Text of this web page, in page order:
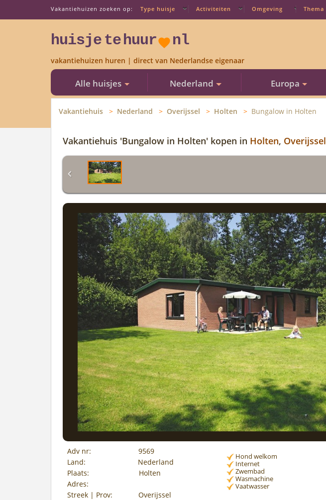
Vakantiehuizen zoeken op: Type huisje Activiteiten Omgeving Thema
huisje tehuur nl
vakantiehuizen huren | direct van Nederlandse eigenaar
Alle huisjes Nederland Europa
Vakantiehuis Nederland Overijssel Holten Bungalow in Holten
Vakantiehuis 'Bungalow in Holten' kopen in Holten, Overijssel
Adv nr:
9569
Land:
Nederland
Plaats:
Holten
Adres:
Streek | Prov:
Overijssel
Hond welkom
Internet
Zwembad
Wasmachine
Vaatwasser